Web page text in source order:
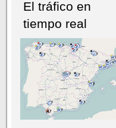
NÚMERO ACTUALHEMEROTECA
El tráfico en
tiempo real